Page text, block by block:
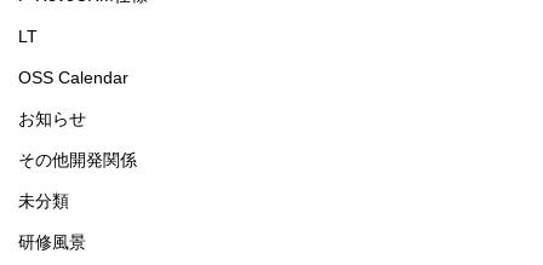
LT
OSS Calendar
お知らせ
その他開発関係
未分類
研修風景